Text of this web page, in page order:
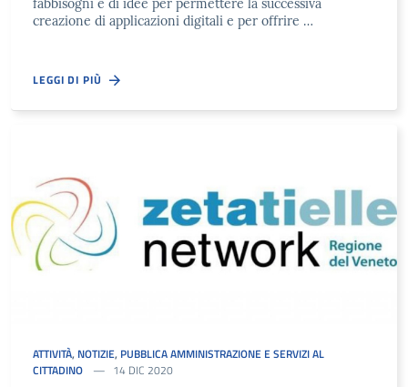
fabbisogni e di idee per permettere la successiva
creazione di applicazioni digitali e per offrire …
LEGGI DI PIÙ
ATTIVITÀ, NOTIZIE, PUBBLICA AMMINISTRAZIONE E SERVIZI AL
CITTADINO
14 DIC 2020